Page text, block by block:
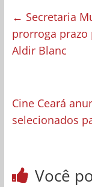
← Secretaria
prorroga prazo
Aldir Blanc
Cine Ceará
selecionados
Você